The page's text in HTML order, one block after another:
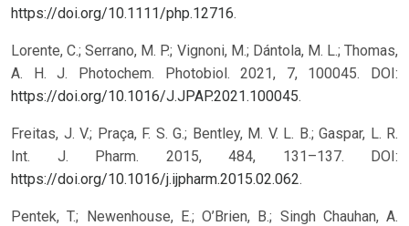
https://doi.org/10.1111/php.12716.
Lorente, C.; Serrano, M. P.; Vignoni, M.; Dántola, M. L.; Thomas,
A. H. J. Photochem. Photobiol. 2021, 7, 100045. DOI:
https://doi.org/10.1016/J.JPAP.2021.100045.
Freitas, J. V.; Praça, F. S. G.; Bentley, M. V. L. B.; Gaspar, L. R.
Int. J. Pharm. 2015, 484, 131–137. DOI:
https://doi.org/10.1016/j.ijpharm.2015.02.062.
Pentek, T.; Newenhouse, E.; O’Brien, B.; Singh Chauhan, A.